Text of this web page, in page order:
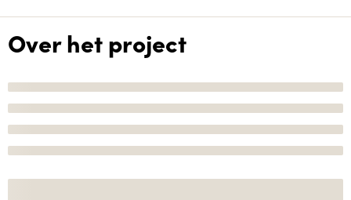
Over het project